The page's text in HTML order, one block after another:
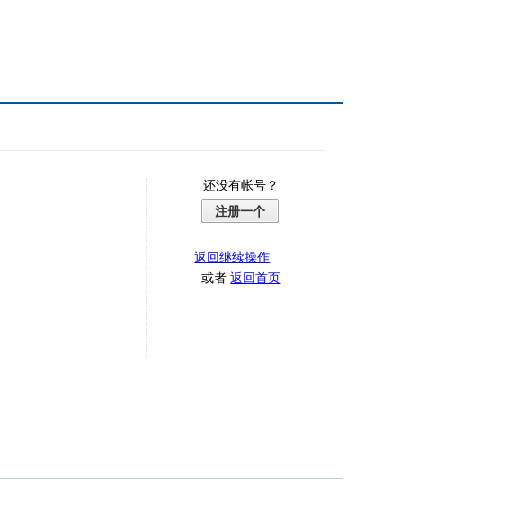
还没有帐号？
注册一个
返回继续操作
或者返回首页